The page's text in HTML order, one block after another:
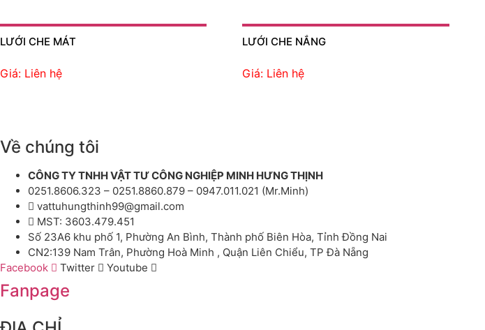
LƯỚI CHE MÁT
Giá: Liên hệ
LƯỚI CHE NẮNG
Giá: Liên hệ
Về chúng tôi
CÔNG TY TNHH VẬT TƯ CÔNG NGHIỆP MINH HƯNG THỊNH
0251.8606.323 – 0251.8860.879 – 0947.011.021 (Mr.Minh)
vattuhungthinh99@gmail.com
MST: 3603.479.451
Số 23A6 khu phố 1, Phường An Bình, Thành phố Biên Hòa, Tỉnh Đồng Nai
CN2:139 Nam Trân, Phường Hoà Minh , Quận Liên Chiểu, TP Đà Nẵng
Facebook
Twitter Youtube
Fanpage